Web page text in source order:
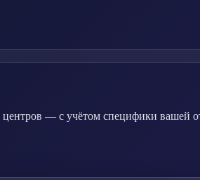
центров — с учётом специфики вашей